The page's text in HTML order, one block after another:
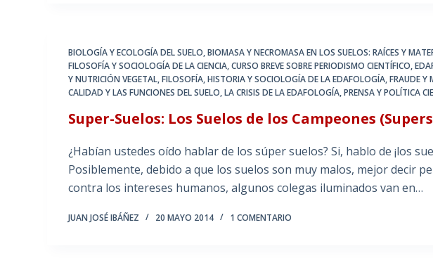
BIOLOGÍA Y ECOLOGÍA DEL SUELO,BIOMASA Y NECROMASA EN LOS SUELOS: RAÍCES Y
FILOSOFÍA Y SOCIOLOGÍA DE LA CIENCIA,CURSO BREVE SOBRE PERIODISMO CIENTÍFICO,
Y NUTRICIÓN VEGETAL,FILOSOFÍA, HISTORIA Y SOCIOLOGÍA DE LA EDAFOLOGÍA,FRAUDE Y
CALIDAD Y LAS FUNCIONES DEL SUELO,LA CRISIS DE LA EDAFOLOGÍA,PRENSA Y POLÍTICA
Super-Suelos: Los Suelos de los Campeones
¿Habían ustedes oído hablar de los súper suelos? Si, hablo de ¡los
Posiblemente, debido a que los suelos son muy malos, mejor decir
contra los intereses humanos, algunos colegas iluminados van en…
JUAN JOSÉ IBÁÑEZ 20 MAYO 2014 1 COMENTARIO